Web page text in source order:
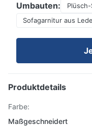
Umbauten:
Sofagarnitur aus
Produktdetails
Farbe:
Maßgeschneidert